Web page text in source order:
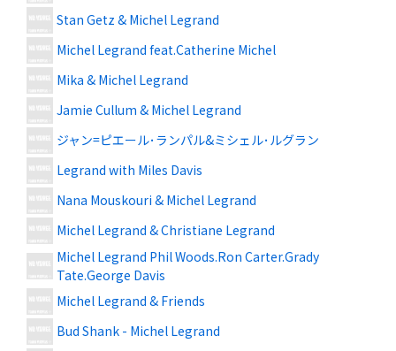
Stan Getz & Michel Legrand
Michel Legrand feat.Catherine Michel
Mika & Michel Legrand
Jamie Cullum & Michel Legrand
ジャン=ピエール･ランパル&ミシェル･ルグラン
Legrand with Miles Davis
Nana Mouskouri & Michel Legrand
Michel Legrand & Christiane Legrand
Michel Legrand Phil Woods.Ron Carter.Grady
Tate.George Davis
Michel Legrand & Friends
Bud Shank - Michel Legrand